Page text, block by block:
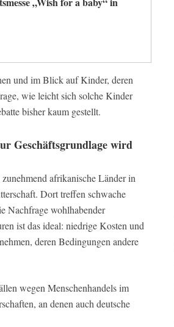
und im Blick auf Kinder, deren
wie leicht sich solche Kinder
bisher kaum gestellt.
Geschäftsgrundlage wird
afrikanische Länder in
Dort treffen schwache
Nachfrage wohlhabender
ist das ideal: niedrige Kosten und
deren Bedingungen andere
wegen Menschenhandels im
an denen auch deutsche